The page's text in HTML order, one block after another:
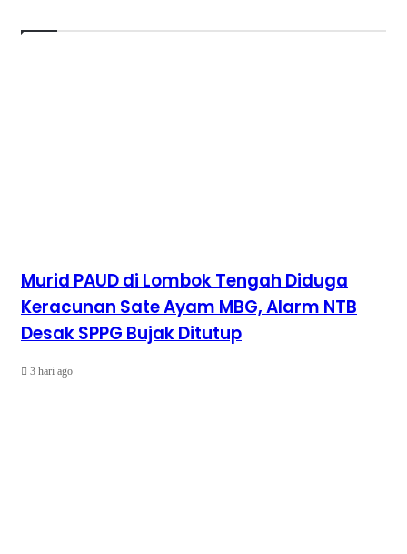
Murid PAUD di Lombok Tengah Diduga
Keracunan Sate Ayam MBG, Alarm NTB
Desak SPPG Bujak Ditutup
3 hari ago